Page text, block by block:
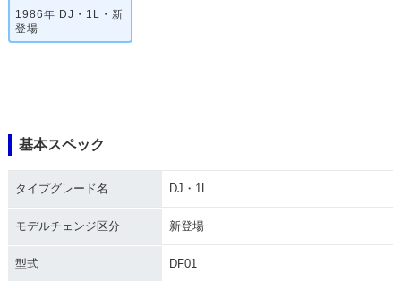
1986年 DJ・1L・新
登場
基本スペック
タイプグレード名 DJ・1L
モデルチェンジ区分 新登場
型式 DF01